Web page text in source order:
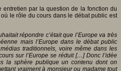
entretien par la question de la fonction du
où le rôle du cours dans le débat public est
répondre c’était que l’Europe va très
mais l’Europe dans le débat public
traditionnels, voire même dans les
sur l’Europe se réduit […] Donc l’idée
la sphère publique un contenu dont on
vraiment à monsieur ou madame tout